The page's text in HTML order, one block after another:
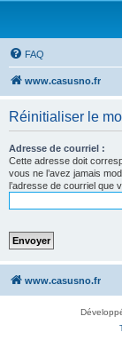
FAQ
www.casusno.fr
Réinitialiser le
Adresse de courriel :
Cette adresse doit
vous ne l’avez jamais
l’adresse de courriel que
www.casusno.fr